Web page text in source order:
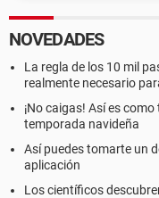
NOVEDADES
La regla de los 10 mil
realmente necesario
¡No caigas! Así es
temporada navideña
Así puedes tomarte un
aplicación
Los científicos